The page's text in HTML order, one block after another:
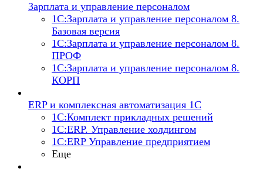
Зарплата и управление персоналом
1С:Зарплата и управление персоналом 8.
Базовая версия
1С:Зарплата и управление персоналом 8.
ПРОФ
1С:Зарплата и управление персоналом 8.
КОРП
ERP и комплексная автоматизация 1С
1С:Комплект прикладных решений
1С:ERP. Управление холдингом
1С:ERP Управление предприятием
Еще